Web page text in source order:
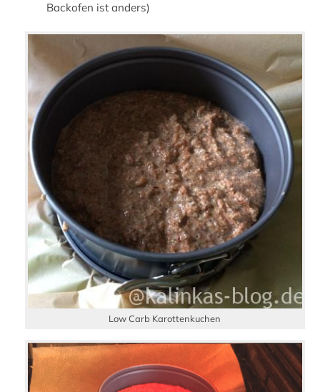
Backofen ist anders)
Low Carb Karottenkuchen